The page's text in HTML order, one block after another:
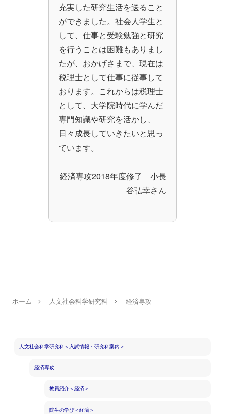
充実した研究生活を送ること
ができました。社会人学生と
して、仕事と受験勉強と研究
を行うことは困難もありまし
たが、おかげさまで、現在は
税理士として仕事に従事して
おります。これからは税理士
として、大学院時代に学んだ
専門知識や研究を活かし、
日々成長していきたいと思っ
ています。
経済専攻2018年度修了 小長
谷弘幸さん
ホーム 人文社会科学研究科 経済専攻
人文社会科学研究科＜入試情報・研究科案内＞
経済専攻
教員紹介＜経済＞
院生の学び＜経済＞